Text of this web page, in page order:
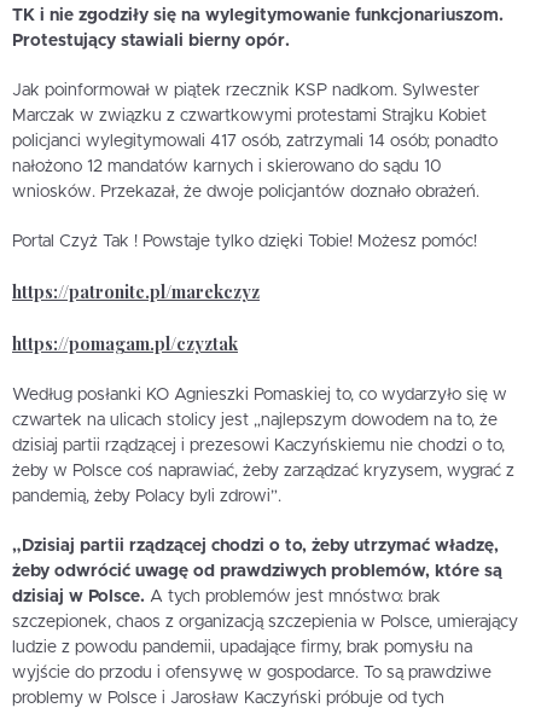
TK i nie zgodziły się na wylegitymowanie funkcjonariuszom.
Protestujący stawiali bierny opór.
Jak poinformował w piątek rzecznik KSP nadkom. Sylwester
Marczak w związku z czwartkowymi protestami Strajku Kobiet
policjanci wylegitymowali 417 osób, zatrzymali 14 osób; ponadto
nałożono 12 mandatów karnych i skierowano do sądu 10
wniosków. Przekazał, że dwoje policjantów doznało obrażeń.
Portal Czyż Tak ! Powstaje tylko dzięki Tobie! Możesz pomóc!
https://patronite.pl/marekczyz
https://pomagam.pl/czyztak
Według posłanki KO Agnieszki Pomaskiej to, co wydarzyło się w
czwartek na ulicach stolicy jest „najlepszym dowodem na to, że
dzisiaj partii rządzącej i prezesowi Kaczyńskiemu nie chodzi o to,
żeby w Polsce coś naprawiać, żeby zarządzać kryzysem, wygrać z
pandemią, żeby Polacy byli zdrowi”.
„Dzisiaj partii rządzącej chodzi o to, żeby utrzymać władzę,
żeby odwrócić uwagę od prawdziwych problemów, które są
dzisiaj w Polsce. A tych problemów jest mnóstwo: brak
szczepionek, chaos z organizacją szczepienia w Polsce, umierający
ludzie z powodu pandemii, upadające firmy, brak pomysłu na
wyjście do przodu i ofensywę w gospodarce. To są prawdziwe
problemy w Polsce i Jarosław Kaczyński próbuje od tych